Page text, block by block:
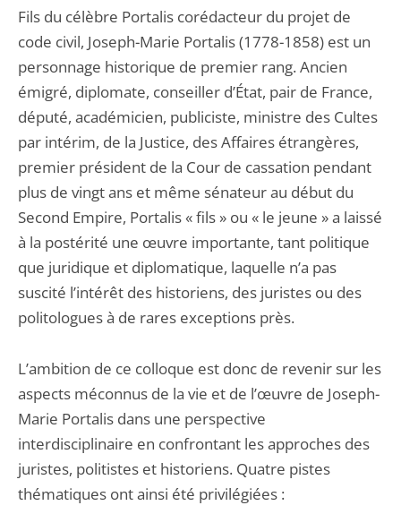
Fils du célèbre Portalis corédacteur du projet de
code civil, Joseph-Marie Portalis (1778-1858) est un
personnage historique de premier rang. Ancien
émigré, diplomate, conseiller d’État, pair de France,
député, académicien, publiciste, ministre des Cultes
par intérim, de la Justice, des Affaires étrangères,
premier président de la Cour de cassation pendant
plus de vingt ans et même sénateur au début du
Second Empire, Portalis « fils » ou « le jeune » a laissé
à la postérité une œuvre importante, tant politique
que juridique et diplomatique, laquelle n’a pas
suscité l’intérêt des historiens, des juristes ou des
politologues à de rares exceptions près.
L’ambition de ce colloque est donc de revenir sur les
aspects méconnus de la vie et de l’œuvre de Joseph-
Marie Portalis dans une perspective
interdisciplinaire en confrontant les approches des
juristes, politistes et historiens. Quatre pistes
thématiques ont ainsi été privilégiées :